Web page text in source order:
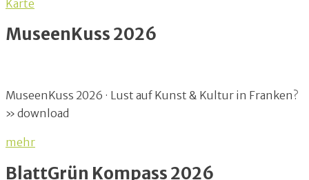
Karte
MuseenKuss 2026
MuseenKuss 2026 · Lust auf Kunst & Kultur in Franken?
» download
mehr
BlattGrün Kompass 2026